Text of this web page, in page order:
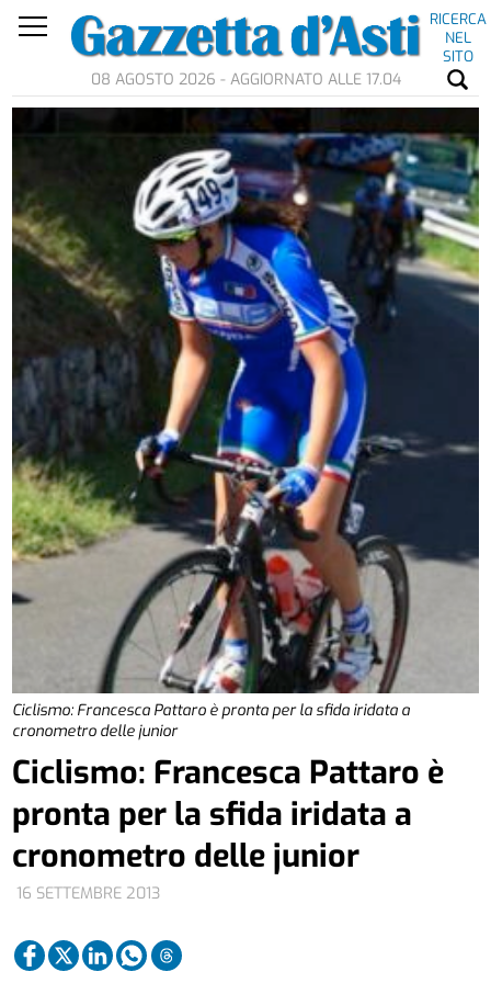
RICERCA
NEL
SITO
08 AGOSTO 2026 - AGGIORNATO ALLE 17.04
Ciclismo: Francesca Pattaro è pronta per la sfida iridata a
cronometro delle junior
16 SETTEMBRE 2013
Ciclismo: Francesca Pattaro è
pronta per la sfida iridata a
cronometro delle junior